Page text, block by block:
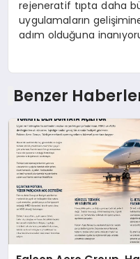
rejeneratif tıpta daha
uygulamaların
adım olduğuna
Benzer